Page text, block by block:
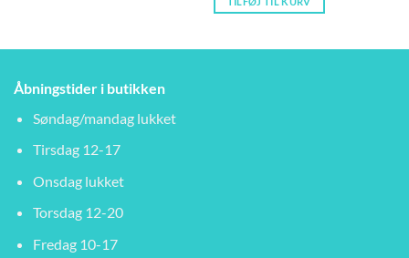
Åbningstider i butikken
Søndag/mandag lukket
Tirsdag 12-17
Onsdag lukket
Torsdag 12-20
Fredag 10-17